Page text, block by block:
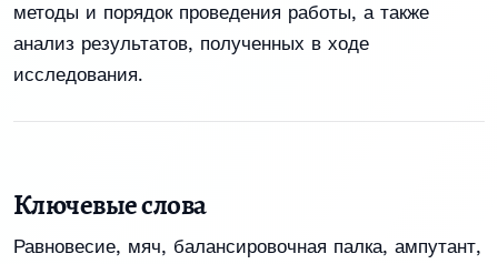
методы и порядок проведения работы, а также
анализ результатов, полученных в ходе
исследования.
Ключевые слова
Равновесие, мяч, балансировочная палка, ампутант,